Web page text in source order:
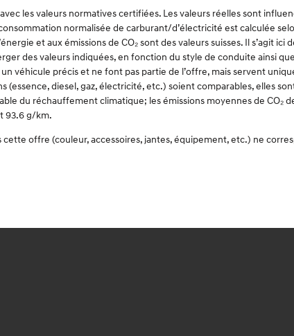
les valeurs normatives certifiées. Les valeurs réelles sont
normalisée de carburant/d’électricité est calculée
et aux émissions de CO₂ sont des valeurs suisses. Il s’agit
des valeurs indiquées, en fonction du style de conduite ainsi
véhicule précis et ne font pas partie de l’offre, mais servent
diesel, gaz, électricité, etc.) soient comparables, elles
du réchauffement climatique; les émissions moyennes de CO₂
93.6 g/km.
offre (couleur, accessoires, jantes, équipement, etc.) ne